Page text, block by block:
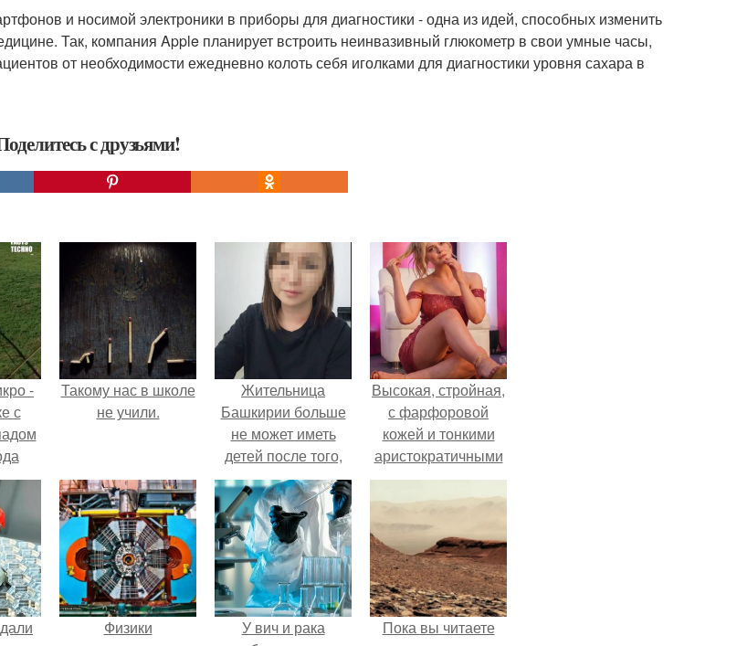
и носимой электроники в приборы для диагностики - одна из идей, способных изменить
Так, компания Apple планирует встроить неинвазивный глюкометр в свои умные часы,
от необходимости ежедневно колоть себя иголками для диагностики уровня сахара в
с друзьями!
-
с
в
и
Такому нас в школе
не учили.
Жительница
Башкирии больше
не может иметь
детей после того,
как медики сделали
ей аборт на шестом
месяце
беременности и
оставили в матке
плаценту.
Высокая, стройная,
с фарфоровой
кожей и тонкими
аристократичными
чертами, эль
выглядит так, будто
сошла с полотна
художника.
Физики
У вич и рака
Пока вы читаете